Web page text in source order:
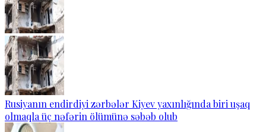
Rusiyanın endirdiyi zərbələr Kiyev yaxınlığında biri uşaq
olmaqla üç nəfərin ölümünə səbəb olub